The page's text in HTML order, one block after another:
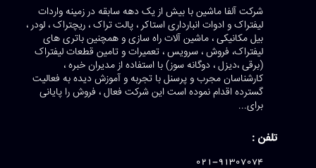
شرکت آلفا ماشین با بیش از یک دهه سابقه در زمینه واردات
لیفتراک و ادوات انبارداری استاکر ، پالت تراک ، ریچتراک ، لودر ،
بیل مکانیکی ، ماشین آلات راه سازی و همچنین باتری های
لیفتراک، فروش ، سرویس ، تعمیرات و تامین قطعات لیفتراک
(برقی ،دیزل ، دوگانه سوز) با استفاده از مدیران خبره ،
کارشناسان مجرب و پرسنل با تجربه و آموزش دیده به فعالیت
گسترده اقدام نموده است این شرکت فعال ، فروش را پایانی
برای...
تلفن :
021-91307074